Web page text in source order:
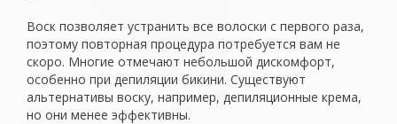
Воск позволяет устранить все волоски с первого раза,
поэтому повторная процедура потребуется вам не
скоро. Многие отмечают небольшой дискомфорт,
особенно при депиляции бикини. Существуют
альтернативы воску, например, депиляционные крема,
но они менее эффективны.